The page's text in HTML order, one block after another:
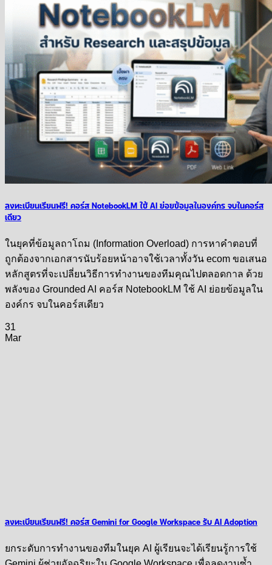
ลงทะเบียนเรียนฟรี! คอร์ส NotebookLM ใช้ AI ย่อยข้อมูลในองค์กร จบในคอร์ส
เดียว
ในยุคที่ข้อมูลถาโถม (Information Overload) การหาคำตอบที่
ถูกต้องจากเอกสารนับร้อยหน้าอาจใช้เวลาทั้งวัน ecom ขอเสนอ
หลักสูตรที่จะเปลี่ยนวิธีการทำงานของทีมคุณไปตลอดกาล ด้วย
พลังของ Grounded AI คอร์ส NotebookLM ใช้ AI ย่อยข้อมูลใน
องค์กร จบในคอร์สเดียว
31
Mar
ลงทะเบียนเรียนฟรี! คอร์ส Gemini for Google Workspace รับ AI Adoption
ยกระดับการทำงานของทีมในยุค AI ผู้เรียนจะได้เรียนรู้การใช้